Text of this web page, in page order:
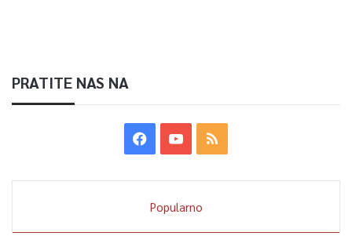
PRATITE NAS NA
Popularno